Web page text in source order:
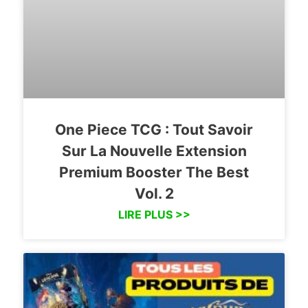
One Piece TCG : Tout Savoir
Sur La Nouvelle Extension
Premium Booster The Best
Vol. 2
LIRE PLUS >>